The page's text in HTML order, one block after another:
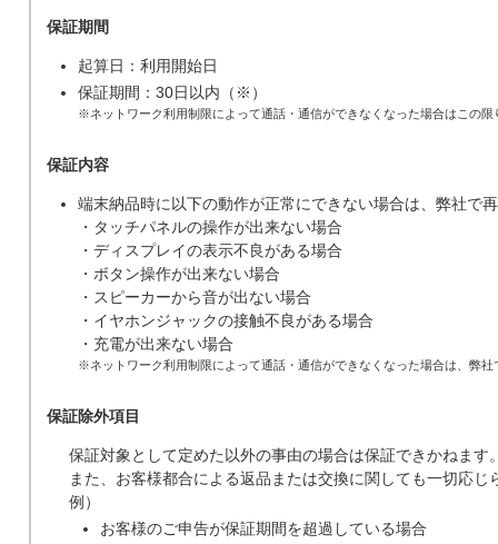
保証期間
起算日：利用開始日
保証期間：30日以内（※）
※ネットワーク利用制限によって通話・通信ができなくなった場合はこの限
保証内容
端末納品時に以下の動作が正常にできない場合は、弊社で
・タッチパネルの操作が出来ない場合
・ディスプレイの表示不良がある場合
・ボタン操作が出来ない場合
・スピーカーから音が出ない場合
・イヤホンジャックの接触不良がある場合
・充電が出来ない場合
※ネットワーク利用制限によって通話・通信ができなくなった場合は、弊
保証除外項目
保証対象として定めた以外の事由の場合は保証できかねます
また、お客様都合による返品または交換に関しても一切応じ
例）
お客様のご申告が保証期間を超過している場合